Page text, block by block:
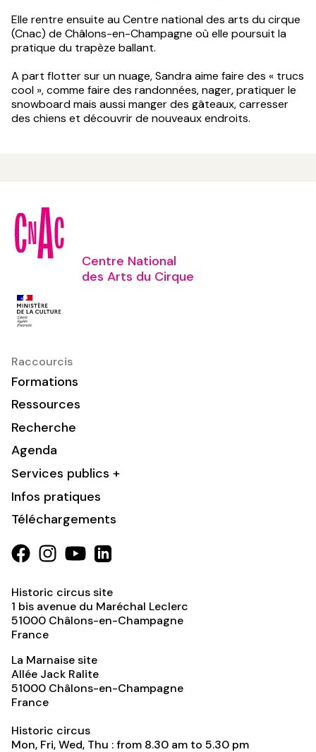
Elle rentre ensuite au Centre national des arts du cirque
(Cnac) de Châlons-en-Champagne où elle poursuit la
pratique du trapèze ballant.
A part flotter sur un nuage, Sandra aime faire des « trucs
cool », comme faire des randonnées, nager, pratiquer le
snowboard mais aussi manger des gâteaux, carresser
des chiens et découvrir de nouveaux endroits.
Centre National
des Arts du Cirque
Raccourcis
Formations
Ressources
Recherche
Agenda
Services publics +
Infos pratiques
Téléchargements
Historic circus site
1 bis avenue du Maréchal Leclerc
51000 Châlons-en-Champagne
France
La Marnaise site
Allée Jack Ralite
51000 Châlons-en-Champagne
France
Historic circus
Mon, Fri, Wed, Thu : from 8.30 am to 5.30 pm